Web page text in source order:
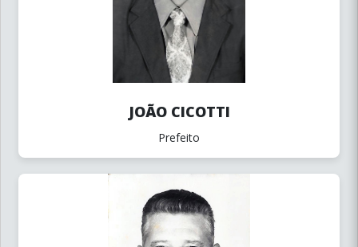
JOÃO CICOTTI
Prefeito